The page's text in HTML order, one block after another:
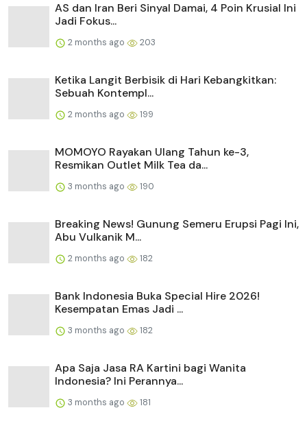
AS dan Iran Beri Sinyal Damai, 4 Poin Krusial Ini
Jadi Fokus...
2 months ago 203
Ketika Langit Berbisik di Hari Kebangkitkan:
Sebuah Kontempl...
2 months ago 199
MOMOYO Rayakan Ulang Tahun ke-3,
Resmikan Outlet Milk Tea da...
3 months ago 190
Breaking News! Gunung Semeru Erupsi Pagi Ini,
Abu Vulkanik M...
2 months ago 182
Bank Indonesia Buka Special Hire 2026!
Kesempatan Emas Jadi ...
3 months ago 182
Apa Saja Jasa RA Kartini bagi Wanita
Indonesia? Ini Perannya...
3 months ago 181